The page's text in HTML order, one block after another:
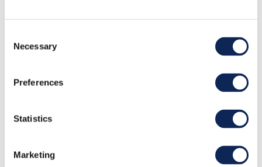
Selection
Necessary
Preferences
Statistics
Marketing
den snabbväxande internationella byråkoncernen,
förvärvat One Strategy Group, som specialiserar
sig på strategisk rådgivning och
breddar Paritee koncernens erbjudande inom
strategisk rådgivning till bolagsledningar och C-
suite. One Strategy Group grundades 2023, med
kontor i New...